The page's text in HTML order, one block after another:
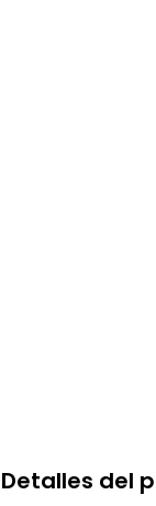
Detalles del